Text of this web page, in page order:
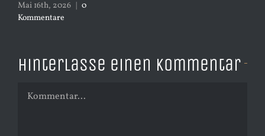
Mai 16th, 2026
0
Kommentare
Hinterlasse einen Kommentar
Kommentar